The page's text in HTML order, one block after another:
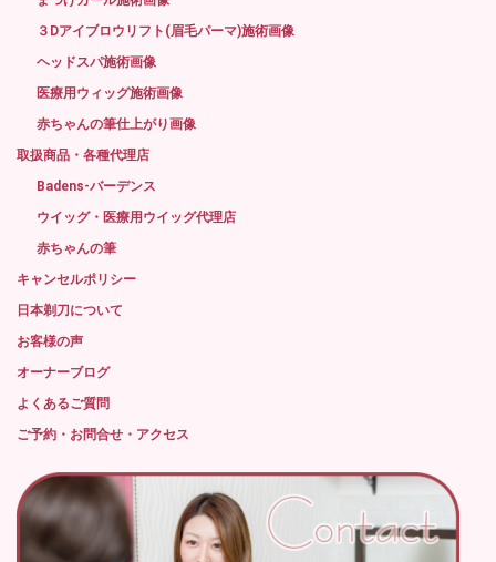
３Dアイブロウリフト(眉毛パーマ)施術画像
ヘッドスパ施術画像
医療用ウィッグ施術画像
赤ちゃんの筆仕上がり画像
取扱商品・各種代理店
Badens-バーデンス
ウイッグ・医療用ウイッグ代理店
赤ちゃんの筆
キャンセルポリシー
日本剃刀について
お客様の声
オーナーブログ
よくあるご質問
ご予約・お問合せ・アクセス